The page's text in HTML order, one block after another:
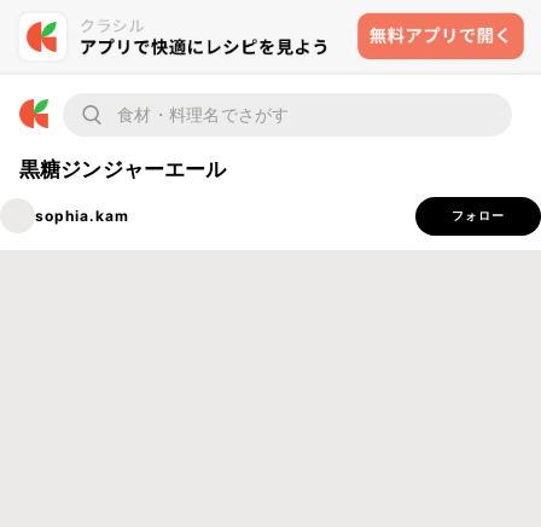
黒糖ジンジャーエール
sophia.kam フォロー